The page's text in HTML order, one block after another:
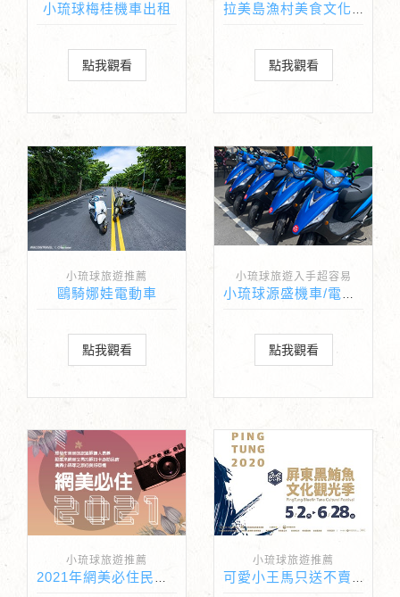
小琉球梅桂機車出租
點我觀看
拉美島漁村美食文化季
點我觀看
小琉球旅遊推薦
鷗騎娜娃電動車
點我觀看
小琉球旅遊入手超容易
點我觀看
小琉球旅遊推薦
2021年網美必住民宿哇靠幫您實拍體驗一下
小琉球旅遊推薦
可愛小王馬只送不賣還有許多獎項抽獎